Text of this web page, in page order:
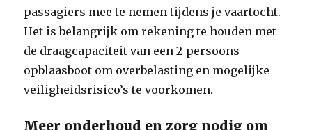
passagiers mee te nemen tijdens je vaartocht.
Het is belangrijk om rekening te houden met
de draagcapaciteit van een 2-persoons
opblaasboot om overbelasting en mogelijke
veiligheidsrisico’s te voorkomen.
Meer onderhoud en zorg nodig om